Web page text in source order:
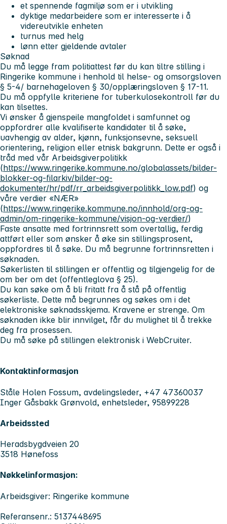
et spennende fagmiljø som er i utvikling
dyktige medarbeidere som er interesserte i å
videreutvikle enheten
turnus med helg
lønn etter gjeldende avtaler
Søknad
Du må legge fram politiattest før du kan tiltre stilling i
Ringerike kommune i henhold til helse- og omsorgsloven
§ 5-4/ barnehageloven § 30/opplæringsloven § 17-11.
Du må oppfylle kriteriene for tuberkulosekontroll før du
kan tilsettes.
Vi ønsker å gjenspeile mangfoldet i samfunnet og
oppfordrer alle kvalifiserte kandidater til å søke,
uavhengig av alder, kjønn, funksjonsevne, seksuell
orientering, religion eller etnisk bakgrunn. Dette er også i
tråd med vår Arbeidsgiverpolitikk
(https://www.ringerike.kommune.no/globalassets/bilder-
blokker-og-filarkiv/bilder-og-
dokumenter/hr/pdf/rr_arbeidsgiverpolitikk_low.pdf) og
våre verdier «NÆR»
(https://www.ringerike.kommune.no/innhold/org-og-
admin/om-ringerike-kommune/visjon-og-verdier/)
Faste ansatte med fortrinnsrett som overtallig, ferdig
attført eller som ønsker å øke sin stillingsprosent,
oppfordres til å søke. Du må begrunne fortrinnsretten i
søknaden.
Søkerlisten til stillingen er offentlig og tilgjengelig for de
om ber om det (offentleglova § 25).
Du kan søke om å bli fritatt fra å stå på offentlig
søkerliste. Dette må begrunnes og søkes om i det
elektroniske søknadsskjema. Kravene er strenge. Om
søknaden ikke blir innvilget, får du mulighet til å trekke
deg fra prosessen.
Du må søke på stillingen elektronisk i WebCruiter.
Kontaktinformasjon
Ståle Holen Fossum, avdelingsleder, +47 47360037
Inger Gåsbakk Grønvold, enhetsleder, 95899228
Arbeidssted
Heradsbygdveien 20
3518 Hønefoss
Nøkkelinformasjon:
Arbeidsgiver: Ringerike kommune
Referansenr.: 5137448695